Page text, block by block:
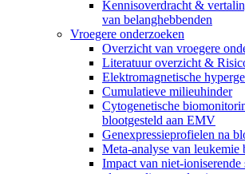
Kennisoverdracht &
van belanghebbenden
Vroegere onderzoeken
Overzicht van vroegere
Literatuur overzicht &
Elektromagnetische
Cumulatieve milieuhinder
Cytogenetische
blootgesteld aan EMV
Genexpressieprofielen na
Meta-analyse van leukemie
Impact van niet-ioniserende